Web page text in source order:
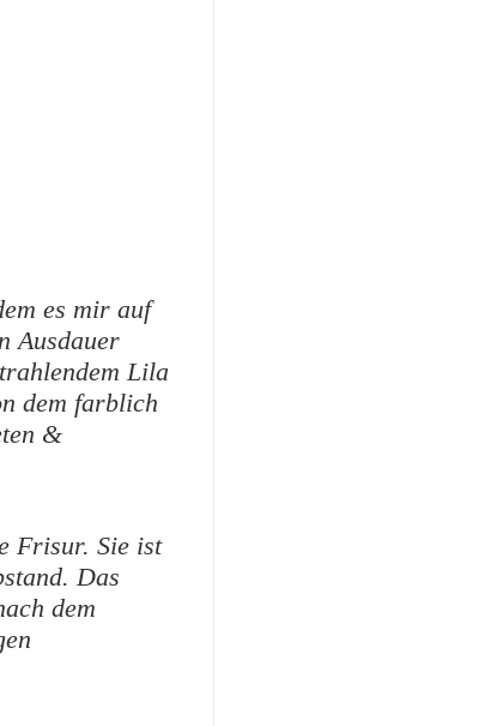
es mir auf
Ausdauer
Lila
dem farblich
&
Frisur. Sie ist
Das
dem